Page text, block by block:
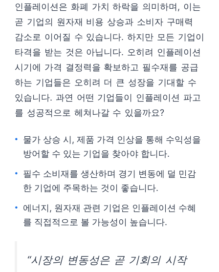
인플레이션은 화폐 가치 하락을 의미하며, 이는
곧 기업의 원자재 비용 상승과 소비자 구매력
감소로 이어질 수 있습니다. 하지만 모든 기업이
타격을 받는 것은 아닙니다. 오히려 인플레이션
시기에 가격 결정력을 확보하고 필수재를 공급
하는 기업들은 오히려 더 큰 성장을 기대할 수
있습니다. 과연 어떤 기업들이 인플레이션 파고
를 성공적으로 헤쳐나갈 수 있을까요?
물가 상승 시, 제품 가격 인상을 통해 수익성을
방어할 수 있는 기업을 찾아야 합니다.
필수 소비재를 생산하며 경기 변동에 덜 민감
한 기업에 주목하는 것이 좋습니다.
에너지, 원자재 관련 기업은 인플레이션 수혜
를 직접적으로 볼 가능성이 높습니다.
“시장의 변동성은 곧 기회의 시작